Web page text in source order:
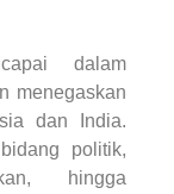
dalam
menegaskan
dan India.
politik,
hingga